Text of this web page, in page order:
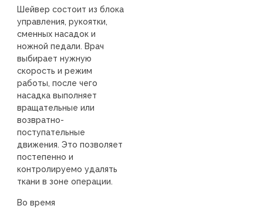
Шейвер состоит из блока
управления, рукоятки,
сменных насадок и
ножной педали. Врач
выбирает нужную
скорость и режим
работы, после чего
насадка выполняет
вращательные или
возвратно-
поступательные
движения. Это позволяет
постепенно и
контролируемо удалять
ткани в зоне операции.
Во время